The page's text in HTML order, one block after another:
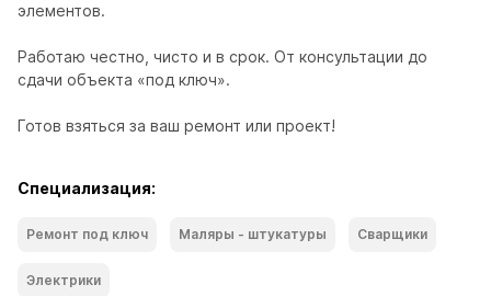
элементов.
Работаю честно, чисто и в срок. От консультации до
сдачи объекта «под ключ».
Готов взяться за ваш ремонт или проект!
Специализация:
Ремонт под ключ Маляры - штукатуры Сварщики
Электрики